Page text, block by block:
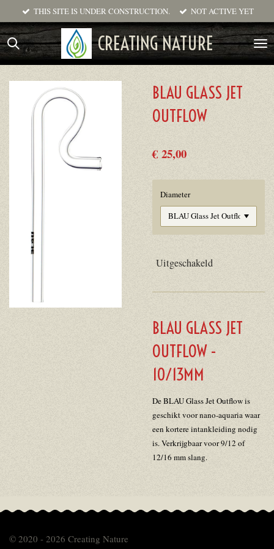
direct
naar
de
CREATING NATURE
THIS SITE IS UNDER CONSTRUCTION. NOT ACTIVE YET
BLAU GLASS JET
OUTFLOW
€ 25,00
Diameter
Uitgeschakeld
BLAU GLASS JET
OUTFLOW -
10/13MM
De BLAU Glass Jet Outflow is
geschikt voor nano-aquaria waar
een kortere intankleiding nodig
is. Verkrijgbaar voor 9/12 of
12/16 mm slang.
© 2020 - 2026 Creating Nature